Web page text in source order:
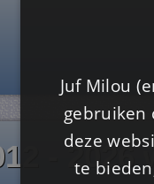
-
Juf Milou
gebruiken
deze
te